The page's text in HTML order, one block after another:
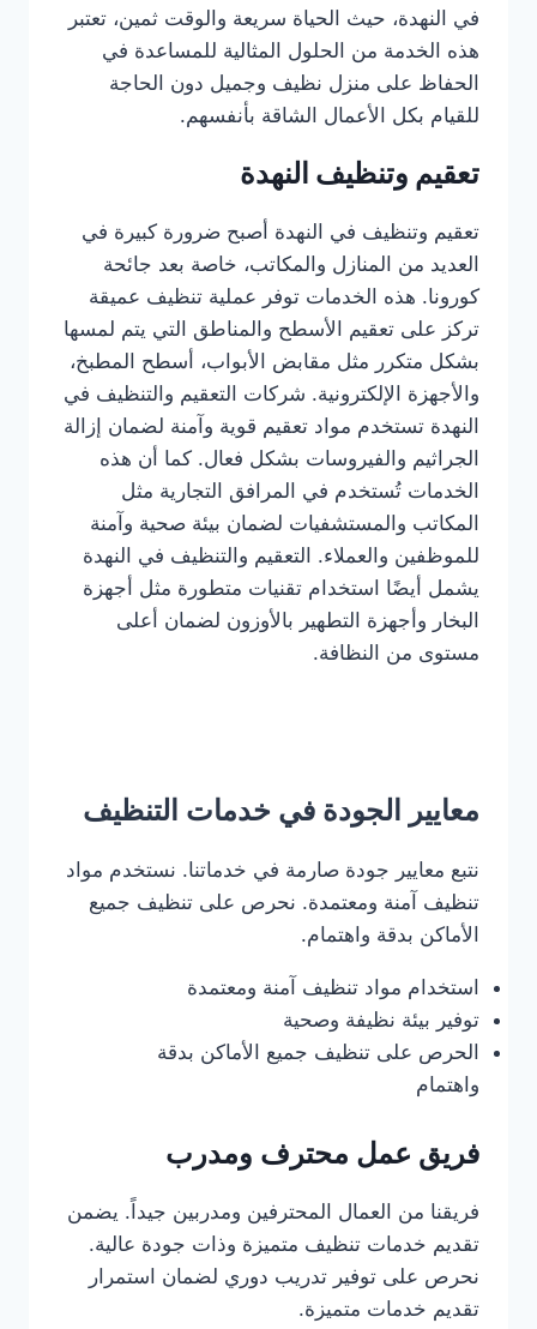
في النهدة، حيث الحياة سريعة والوقت ثمين، تعتبر
هذه الخدمة من الحلول المثالية للمساعدة في
الحفاظ على منزل نظيف وجميل دون الحاجة
للقيام بكل الأعمال الشاقة بأنفسهم.
تعقيم وتنظيف النهدة
تعقيم وتنظيف في النهدة أصبح ضرورة كبيرة في
العديد من المنازل والمكاتب، خاصة بعد جائحة
كورونا. هذه الخدمات توفر عملية تنظيف عميقة
تركز على تعقيم الأسطح والمناطق التي يتم لمسها
بشكل متكرر مثل مقابض الأبواب، أسطح المطبخ،
والأجهزة الإلكترونية. شركات التعقيم والتنظيف في
النهدة تستخدم مواد تعقيم قوية وآمنة لضمان إزالة
الجراثيم والفيروسات بشكل فعال. كما أن هذه
الخدمات تُستخدم في المرافق التجارية مثل
المكاتب والمستشفيات لضمان بيئة صحية وآمنة
للموظفين والعملاء. التعقيم والتنظيف في النهدة
يشمل أيضًا استخدام تقنيات متطورة مثل أجهزة
البخار وأجهزة التطهير بالأوزون لضمان أعلى
مستوى من النظافة.
معايير الجودة في خدمات التنظيف
نتبع معايير جودة صارمة في خدماتنا. نستخدم مواد
تنظيف آمنة ومعتمدة. نحرص على تنظيف جميع
الأماكن بدقة واهتمام.
استخدام مواد تنظيف آمنة ومعتمدة
توفير بيئة نظيفة وصحية
الحرص على تنظيف جميع الأماكن بدقة
واهتمام
فريق عمل محترف ومدرب
فريقنا من العمال المحترفين ومدربين جيداً. يضمن
تقديم خدمات تنظيف متميزة وذات جودة عالية.
نحرص على توفير تدريب دوري لضمان استمرار
تقديم خدمات متميزة.